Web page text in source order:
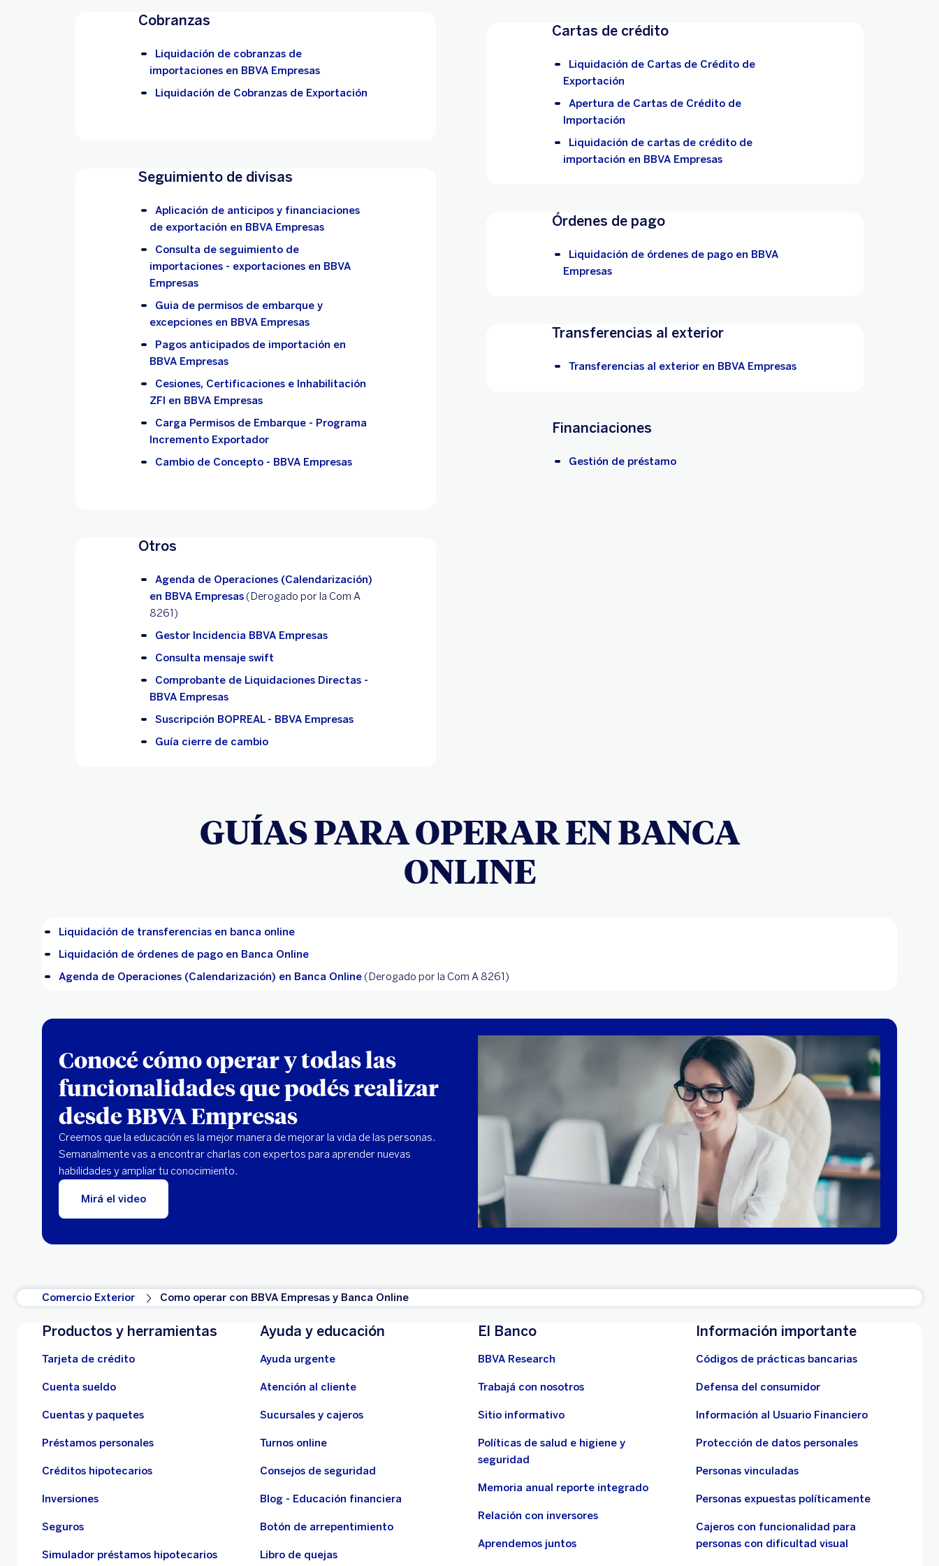
Cobranzas
Liquidación de cobranzas de
importaciones en BBVA Empresas
Liquidación de Cobranzas de Exportación
Seguimiento de divisas
Aplicación de anticipos y financiaciones
de exportación en BBVA Empresas
Consulta de seguimiento de
importaciones - exportaciones en BBVA
Empresas
Guia de permisos de embarque y
excepciones en BBVA Empresas
Pagos anticipados de importación en
BBVA Empresas
Cesiones, Certificaciones e Inhabilitación
ZFI en BBVA Empresas
Carga Permisos de Embarque - Programa
Incremento Exportador
Cambio de Concepto - BBVA Empresas
Otros
Agenda de Operaciones (Calendarización)
en BBVA Empresas (Derogado por la Com A
8261)
Gestor Incidencia BBVA Empresas
Consulta mensaje swift
Comprobante de Liquidaciones Directas -
BBVA Empresas
Suscripción BOPREAL - BBVA Empresas
Guía cierre de cambio
Cartas de crédito
Liquidación de Cartas de Crédito de
Exportación
Apertura de Cartas de Crédito de
Importación
Liquidación de cartas de crédito de
importación en BBVA Empresas
Órdenes de pago
Liquidación de órdenes de pago en BBVA
Empresas
Transferencias al exterior
Transferencias al exterior en BBVA Empresas
Financiaciones
Gestión de préstamo
GUÍAS PARA OPERAR EN BANCA
ONLINE
Liquidación de transferencias en banca online
Liquidación de órdenes de pago en Banca Online
Agenda de Operaciones (Calendarización) en Banca Online (Derogado por la Com A 8261)
Conocé cómo operar y todas las
funcionalidades que podés realizar
desde BBVA Empresas
Creemos que la educación es la mejor manera de mejorar la vida de las personas.
Semanalmente vas a encontrar charlas con expertos para aprender nuevas
habilidades y ampliar tu conocimiento.
Mirá el video
Comercio Exterior Como operar con BBVA Empresas y Banca Online
Productos y herramientas
Tarjeta de crédito
Cuenta sueldo
Cuentas y paquetes
Préstamos personales
Créditos hipotecarios
Inversiones
Seguros
Simulador préstamos hipotecarios
Ayuda y educación
Ayuda urgente
Atención al cliente
Sucursales y cajeros
Turnos online
Consejos de seguridad
Blog - Educación financiera
Botón de arrepentimiento
Libro de quejas
El Banco
BBVA Research
Trabajá con nosotros
Sitio informativo
Políticas de salud e higiene y
seguridad
Memoria anual reporte integrado
Relación con inversores
Aprendemos juntos
Información importante
Códigos de prácticas bancarias
Defensa del consumidor
Información al Usuario Financiero
Protección de datos personales
Personas vinculadas
Personas expuestas políticamente
Cajeros con funcionalidad para
personas con dificultad visual